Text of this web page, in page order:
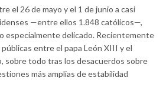
el 26 de mayo y el 1 de junio a casi
—entre ellos 1.848 católicos—,
especialmente delicado. Recientemente
entre el papa León XIII y el
sobre todo tras los desacuerdos sobre
más amplias de estabilidad